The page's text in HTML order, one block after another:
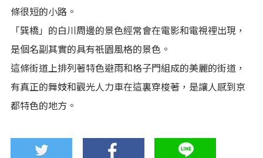
條很短的小路。
「巽橋」的白川周邊的景色經常會在電影和電視裡出現，
是個名副其實的具有祇園風格的景色。
這條街道上排列著特色避雨和格子門組成的美麗的街道，
有真正的舞妓和觀光人力車在這裏穿梭著，是讓人感到京
都特色的地方。